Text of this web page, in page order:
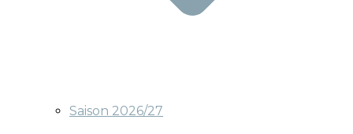
Saison 2026/27